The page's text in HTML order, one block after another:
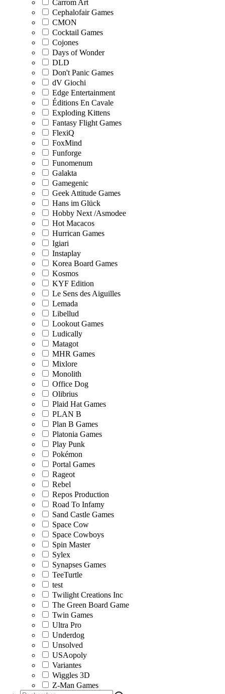
Carrom Art
Cephalofair Games
CMON
Cocktail Games
Cojones
Days of Wonder
DLD
Don't Panic Games
dV Giochi
Edge Entertainment
Éditions En Cavale
Exploding Kittens
Fantasy Flight Games
FlexiQ
FoxMind
Funforge
Funomenum
Galakta
Gamegenic
Geek Attitude Games
Hans im Glück
Hobby Next /Asmodee
Hot Macacos
Hurrican Games
Igiari
Instaplay
Korea Board Games
Kosmos
KYF Edition
Le Sens des Aiguilles
Lemada
Libellud
Lookout Games
Ludically
Matagot
MHR Games
Mixlore
Monolith
Office Dog
Olibrius
Plaid Hat Games
PLAN B
Plan B Games
Platonia Games
Play Punk
Pokémon
Portal Games
Rageot
Rebel
Repos Production
Road To Infamy
Sand Castle Games
Space Cow
Space Cowboys
Spin Master
Sylex
Synapses Games
TeeTurtle
test
Twilight Creations Inc
The Green Board Game
Twin Games
Ultra Pro
Underdog
Unsolved
USAopoly
Variantes
Wiggles 3D
Z-Man Games